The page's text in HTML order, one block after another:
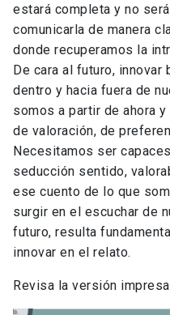
estará completa y no
comunicarla de manera
donde recuperamos la
De cara al futuro, innovar
dentro y hacia fuera de
somos a partir de ahora
de valoración, de
Necesitamos ser
seducción sentido,
ese cuento de lo que
surgir en el escuchar de
futuro, resulta
innovar en el relato.
Revisa la versión impresa